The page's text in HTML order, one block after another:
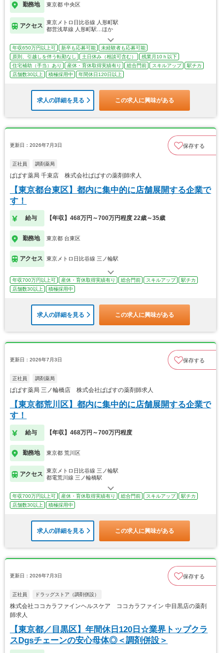
勤務地 東京都 中央区
アクセス
東京メトロ日比谷線 人形町駅
都営浅草線 人形町駅…ほか
年収650万円以上可 新卒も応募可能
未経験者も応募可能
原則、引越しを伴う転勤なし
土日休み（相談可含む）
残業月10ｈ以下
住宅補助（手当）あり
産休・育休取得実績有り 総合門前 スキルアップ
駅チカ
店舗数30以上
積極採用中 年間休日120日以上
求人の詳細を見る この求人に興味がある
更新日：2026年7月3日 保存する
正社員 調剤薬局
ぱぱす薬局 千束店 株式会社ぱぱすの薬剤師求人
【東京都台東区】都内に集中的に店舗展開する企業で
す！
給与 【年収】468万円～700万円程度 22歳～35歳
勤務地 東京都 台東区
アクセス 東京メトロ日比谷線 三ノ輪駅
年収700万円以上可 産休・育休取得実績有り 総合門前 スキルアップ
駅チカ
店舗数30以上
積極採用中
求人の詳細を見る この求人に興味がある
更新日：2026年7月3日 保存する
正社員 調剤薬局
ぱぱす薬局 三ノ輪橋店 株式会社ぱぱすの薬剤師求人
【東京都荒川区】都内に集中的に店舗展開する企業で
す！
給与 【年収】468万円～700万円程度
勤務地 東京都 荒川区
アクセス
東京メトロ日比谷線 三ノ輪駅
都電荒川線 三ノ輪橋駅
年収700万円以上可 産休・育休取得実績有り 総合門前 スキルアップ
駅チカ
店舗数30以上
積極採用中
求人の詳細を見る この求人に興味がある
更新日：2026年7月3日 保存する
正社員 ドラッグストア（調剤併設）
株式会社ココカラファインヘルスケア ココカラファイン 中目黒店の薬剤
師求人
【東京都／目黒区】年間休日120日☆業界トップクラ
スDgsチェーンの安心母体◎＜調剤併設＞